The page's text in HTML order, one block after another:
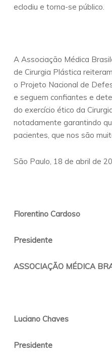
eclodiu e torna-se público.
A Associação Médica
de Cirurgia Plástica
o Projeto Nacional de
e seguem confiantes e
do exercício ético da
notadamente garantindo
pacientes, que nos são
São Paulo, 18 de abril de
Florentino Cardoso
Presidente
ASSOCIAÇÃO MÉDICA
Luciano Chaves
Presidente